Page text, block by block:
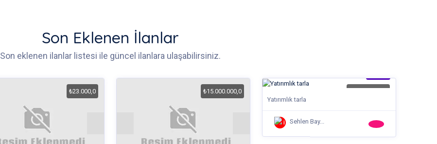
Son Eklenen İlanlar
Son eklenen ilanlar listesi ile güncel ilanlara ulaşabilirsiniz.
₺23.000,0 ₺15.000.000,0
Yatırımlık tarla
Sehlen Bay...